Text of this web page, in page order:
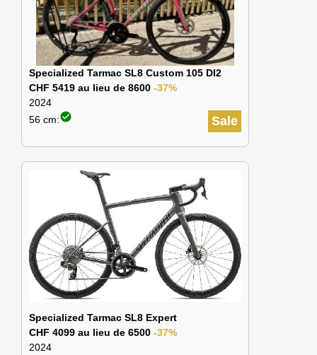
Specialized Tarmac SL8 Custom 105 DI2
CHF 5419 au lieu de 8600 -37%
2024
Sale
56 cm:check_circle
Specialized Tarmac SL8 Expert
CHF 4099 au lieu de 6500 -37%
2024